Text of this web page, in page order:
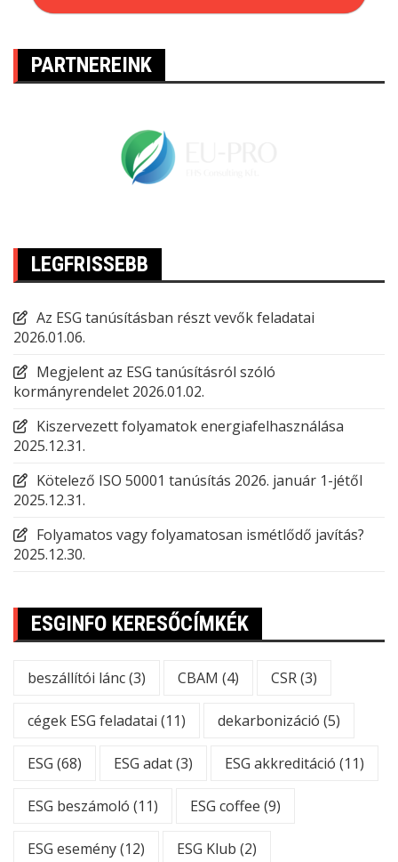
PARTNEREINK
LEGFRISSEBB
Az ESG tanúsításban részt vevők feladatai
2026.01.06.
Megjelent az ESG tanúsításról szóló
kormányrendelet 2026.01.02.
Kiszervezett folyamatok energiafelhasználása
2025.12.31.
Kötelező ISO 50001 tanúsítás 2026. január 1-jétől
2025.12.31.
Folyamatos vagy folyamatosan ismétlődő javítás?
2025.12.30.
ESGINFO KERESŐCÍMKÉK
beszállítói lánc(3) CBAM (4) CSR(3)
cégek ESG feladatai (11) dekarbonizáció (5)
ESG (68) ESG adat(3) ESG akkreditáció (11)
ESG beszámoló (11) ESG coffee (9)
ESG esemény(12) ESG Klub (2)